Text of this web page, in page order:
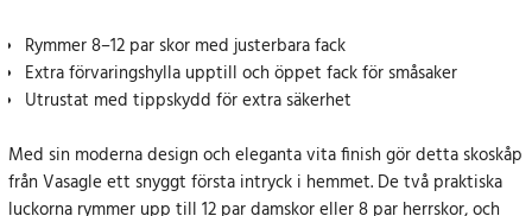
Rymmer 8–12 par skor med justerbara fack
Extra förvaringshylla upptill och öppet fack för småsaker
Utrustat med tippskydd för extra säkerhet
Med sin moderna design och eleganta vita finish gör detta skoskåp
från Vasagle ett snyggt första intryck i hemmet. De två praktiska